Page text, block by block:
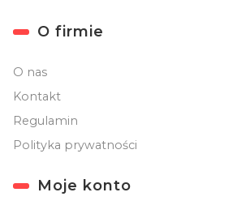
O firmie
O nas
Kontakt
Regulamin
Polityka prywatności
Moje konto